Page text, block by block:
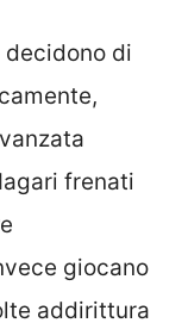
di
frenati
giocano
addirittura